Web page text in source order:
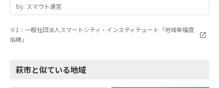
by.︎ スマウト運営
※1：一般社団法人スマートシティ・インスティテュート「地域幸福度
指標」
萩市と似ている地域